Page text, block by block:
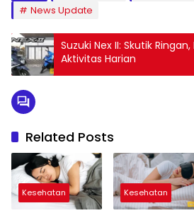
News Update
Suzuki Nex II: Skutik
Aktivitas Harian
Related Posts
Kesehatan Kesehatan